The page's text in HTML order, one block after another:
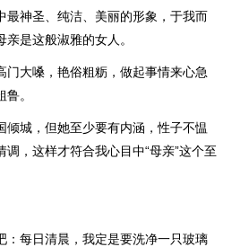
最神圣、纯洁、美丽的形象，于我而
是这般淑雅的女人。
门大嗓，艳俗粗粝，做起事情来心急
。
倾城，但她至少要有内涵，性子不愠
，这样才符合我心目中“母亲”这个至
：每日清晨，我定是要洗净一只玻璃